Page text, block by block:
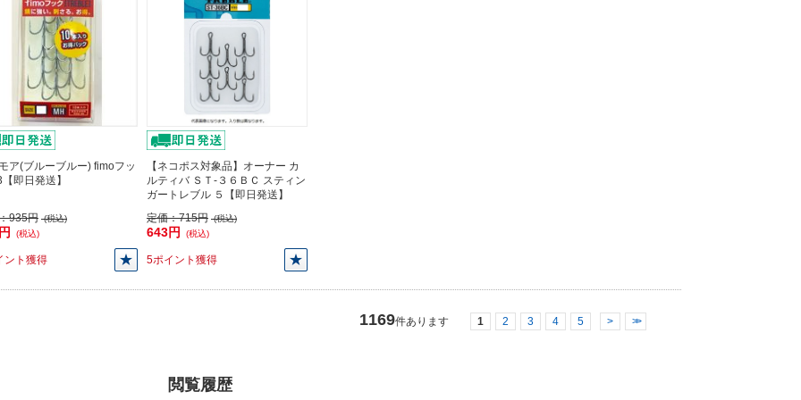
ア(ブルーブルー) fimoフッ
即日発送】
935円 (税込)
(税込)
ント獲得
【ネコポス対象品】オーナー カ
ルティバ ＳＴ-３６ＢＣ スティン
ガートレブル ５【即日発送】
定価：715円 (税込)
643円 (税込)
5ポイント獲得
1169件あります 1 2 3 4 5 > >>
閲覧履歴